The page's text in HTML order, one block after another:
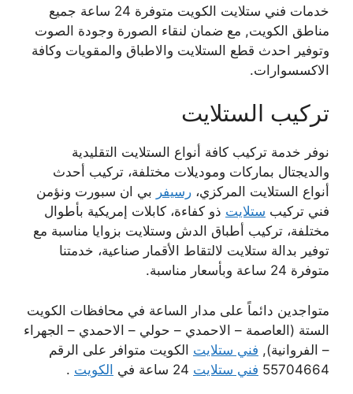
خدمات فني ستلايت الكويت متوفرة 24 ساعة جميع
مناطق الكويت, مع ضمان لنقاء الصورة وجودة الصوت
وتوفير احدث قطع الستلايت والاطباق والمقويات وكافة
الاكسسوارات.
تركيب الستلايت
نوفر خدمة تركيب كافة أنواع الستلايت التقليدية
والديجتال بماركات وموديلات مختلفة، تركيب أحدث
أنواع الستلايت المركزي، رسيفر بي ان سبورت ونؤمن
فني تركيب ستلايت ذو كفاءة، كابلات إمريكية بأطوال
مختلفة، تركيب أطباق الدش وستلايت بزوايا مناسبة مع
توفير بدالة ستلايت لالتقاط الأقمار صناعية، خدمتنا
متوفرة 24 ساعة وبأسعار مناسبة.
متواجدين دائماً على مدار الساعة في محافظات الكويت
الستة (العاصمة – الاحمدي – حولي – الاحمدي – الجهراء
– الفروانية), فني ستلايت الكويت متوافر على الرقم
55704664 فني ستلايت الكويت .